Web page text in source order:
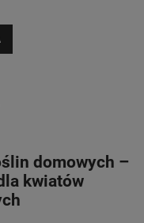
domowych –
kwiatów